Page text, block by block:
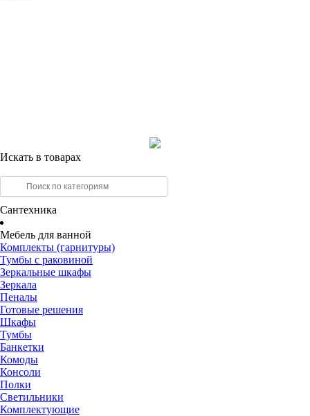
Искать в товарах
Сантехника
Мебель для ванной
Комплекты (гарнитуры)
Тумбы с раковиной
Зеркальные шкафы
Зеркала
Пеналы
Готовые решения
Шкафы
Тумбы
Банкетки
Комоды
Консоли
Полки
Светильники
Комплектующие